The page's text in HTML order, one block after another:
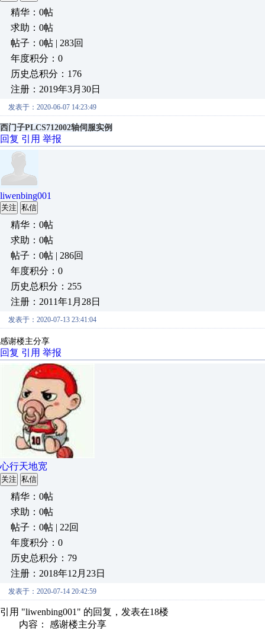
精华：0帖
求助：0帖
帖子：0帖 | 283回
年度积分：0
历史总积分：176
注册：2019年3月30日
发表于：2020-06-07 14:23:49
西门子PLCS712002轴伺服实例
回复 引用 举报
liwenbing001
关注 私信
精华：0帖
求助：0帖
帖子：0帖 | 286回
年度积分：0
历史总积分：255
注册：2011年1月28日
发表于：2020-07-13 23:41:04
感谢楼主分享
回复 引用 举报
心行天地宽
关注 私信
精华：0帖
求助：0帖
帖子：0帖 | 22回
年度积分：0
历史总积分：79
注册：2018年12月23日
发表于：2020-07-14 20:42:59
引用 "liwenbing001" 的回复，发表在18楼
内容： 感谢楼主分享